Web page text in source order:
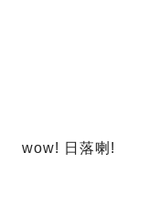
wow! 日落喇!